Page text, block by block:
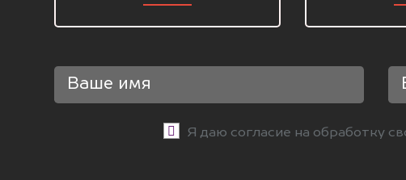
Я даю согласие на обработку